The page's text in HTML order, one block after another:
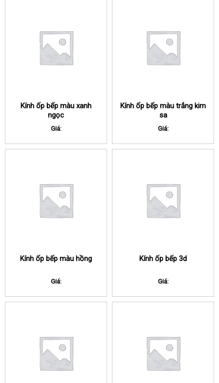
Kính ốp bếp màu xanh
ngọc
Giá:
Kính ốp bếp màu trắng kim
sa
Giá:
Kính ốp bếp màu hồng
Giá:
Kính ốp bếp 3d
Giá: